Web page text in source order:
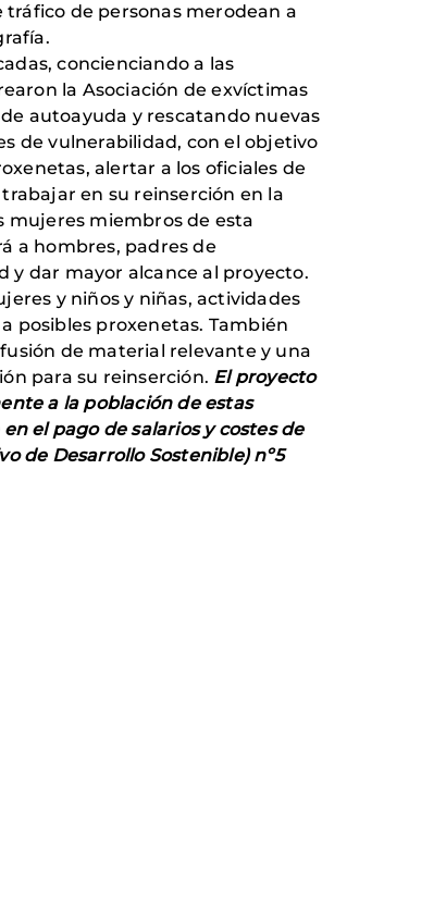
tráfico de personas merodean a
concienciando a las
la Asociación de exvíctimas
autoayuda y rescatando nuevas
de vulnerabilidad, con el objetivo
alertar a los oficiales de
en su reinserción en la
mujeres miembros de esta
a hombres, padres de
y dar mayor alcance al proyecto.
y niños y niñas, actividades
posibles proxenetas. También
de material relevante y una
para su reinserción. El proyecto
a la población de estas
el pago de salarios y costes de
de Desarrollo Sostenible) nº5